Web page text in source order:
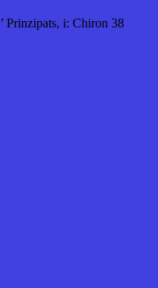
Prinzipats, i: Chiron 38